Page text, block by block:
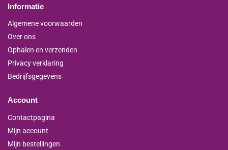
Informatie
Algemene voorwaarden
Over ons
Ophalen en verzenden
Privacy verklaring
Bedrijfsgegevens
Account
Contactpagina
Mijn account
Mijn bestellingen